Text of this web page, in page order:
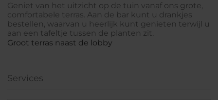
Geniet van het uitzicht op de tuin vanaf ons grote,
comfortabele terras. Aan de bar kunt u drankjes
bestellen, waarvan u heerlijk kunt genieten terwijl u
aan een tafeltje tussen de planten zit.
Groot terras naast de lobby
Services